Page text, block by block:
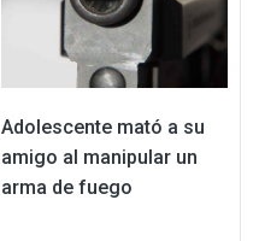
Adolescente mató a su
amigo al manipular un
arma de fuego